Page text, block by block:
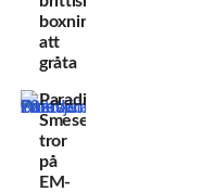
boxningsfansen
att
gråta
Paradisia
Smesem
tror
på
EM-